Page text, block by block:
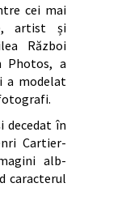
cei mai
artist și
Război
Photos, a
a modelat
decedat în
Cartier-
alb-
caracterul